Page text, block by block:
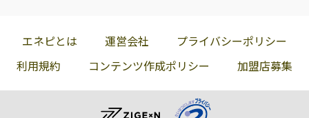
エネピとは 運営会社
プライバシーポリシー
利用規約
コンテンツ作成ポリシー 加盟店募集